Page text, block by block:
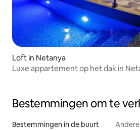
Loft in Netanya
Luxe appartement op het dak in
Bestemmingen om te
Bestemmingen in de buurt